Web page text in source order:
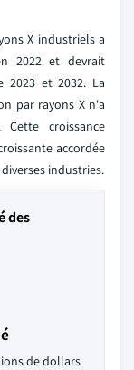
X industriels a
2022 et devrait
2023 et 2032. La
par rayons X n'a
croissance
accordée
industries.
des
de dollars